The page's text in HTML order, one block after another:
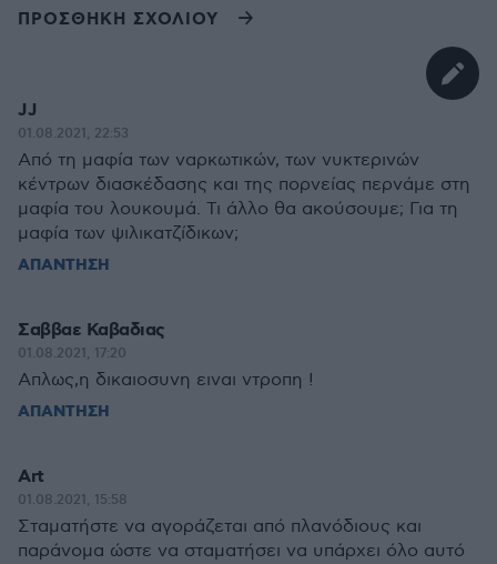
ΠΡΟΣΘΗΚΗ ΣΧΟΛΙΟΥ
JJ
01.08.2021, 22:53
Από τη μαφία των ναρκωτικών, των νυκτερινών
κέντρων διασκέδασης και της πορνείας περνάμε στη
μαφία του λουκουμά. Τι άλλο θα ακούσουμε; Για τη
μαφία των ψιλικατζίδικων;
ΑΠΑΝΤΗΣΗ
Σαββαε Καβαδιας
01.08.2021, 17:20
Απλως,η δικαιοσυνη ειναι ντροπη !
ΑΠΑΝΤΗΣΗ
Art
01.08.2021, 15:58
Σταματήστε να αγοράζεται από πλανόδιους και
παράνομα ώστε να σταματήσει να υπάρχει όλο αυτό